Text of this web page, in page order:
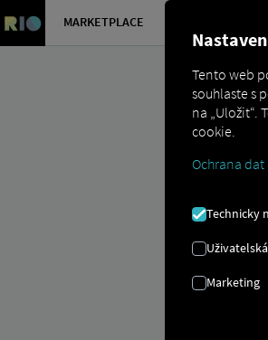
MARKETPLACE
Tento web
souhlaste s
na „Uložit“.
cookie.
Ochrana dat
Technicky
Marketing